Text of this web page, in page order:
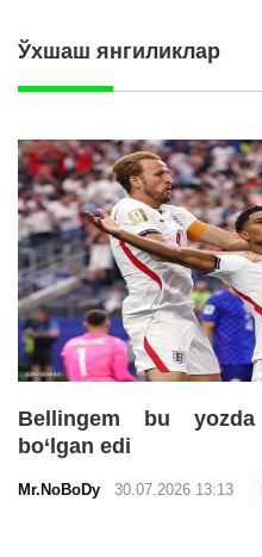
Ўхшаш янгиликлар
Bellingem bu yozda
bo‘lgan edi
Mr.NoBoDy 30.07.2026 13:13